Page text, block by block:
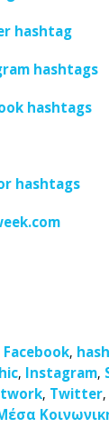
Facebook,
, Instagram,
, Twitter,